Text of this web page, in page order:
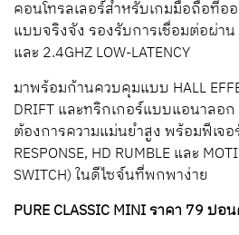
คอนโทรลเลอร์สำหรับเกมมือถือที่อ
แบบจริงจัง รองรับการเชื่อมต่อผ่าน
และ 2.4GHZ LOW-LATENCY
มาพร้อมก้านควบคุมแบบ HALL
DRIFT และทริกเกอร์แบบแอนาลอก
ต้องการความแม่นยำสูง พร้อมฟีเจอ
RESPONSE, HD RUMBLE และ
SWITCH) ในดีไซจ์นที่พกพาง่าย
PURE CLASSIC MINI ราคา 79 ปอ